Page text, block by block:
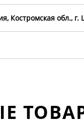
Костромская обл.,